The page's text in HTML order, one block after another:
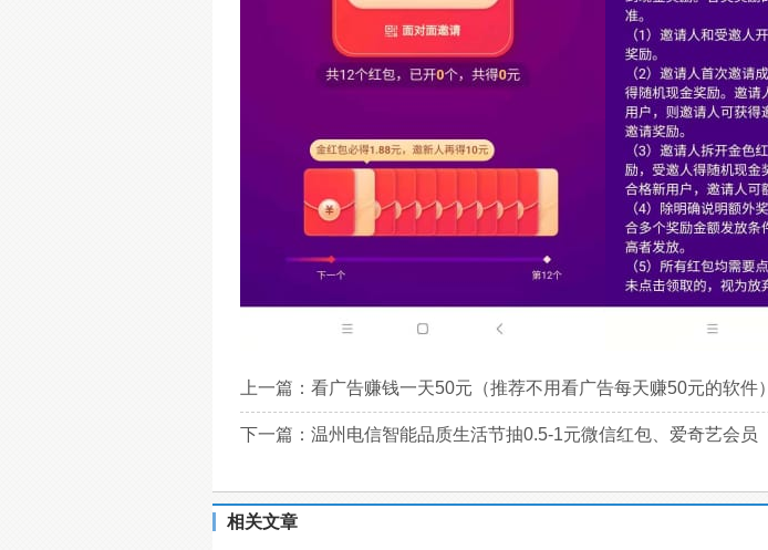
上一篇： 看广告赚钱一天50元（推荐不用看广告每天赚50元的软件）
下一篇： 温州电信智能品质生活节抽0.5-1元微信红包、爱奇艺会员
相关文章